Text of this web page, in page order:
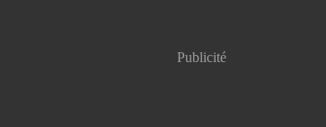
Publicité